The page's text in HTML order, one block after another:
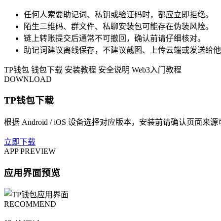
任何人索要助记词、私钥或验证码时，都应立即拒绝。
陌生二维码、群文件、私聊安装包可能存在伪装风险。
链上转账提交后通常不可撤回，确认前请仔细核对。
助记词建议离线保存，不建议截图、上传云端或发送给他
TP钱包 钱包下载 安装教程 安全说明 Web3入门教程
DOWNLOAD
TP钱包下载
根据 Android / iOS 设备选择对应版本，安装前请确认页面来源
立即下载
APP PREVIEW
应用界面预览
RECOMMEND